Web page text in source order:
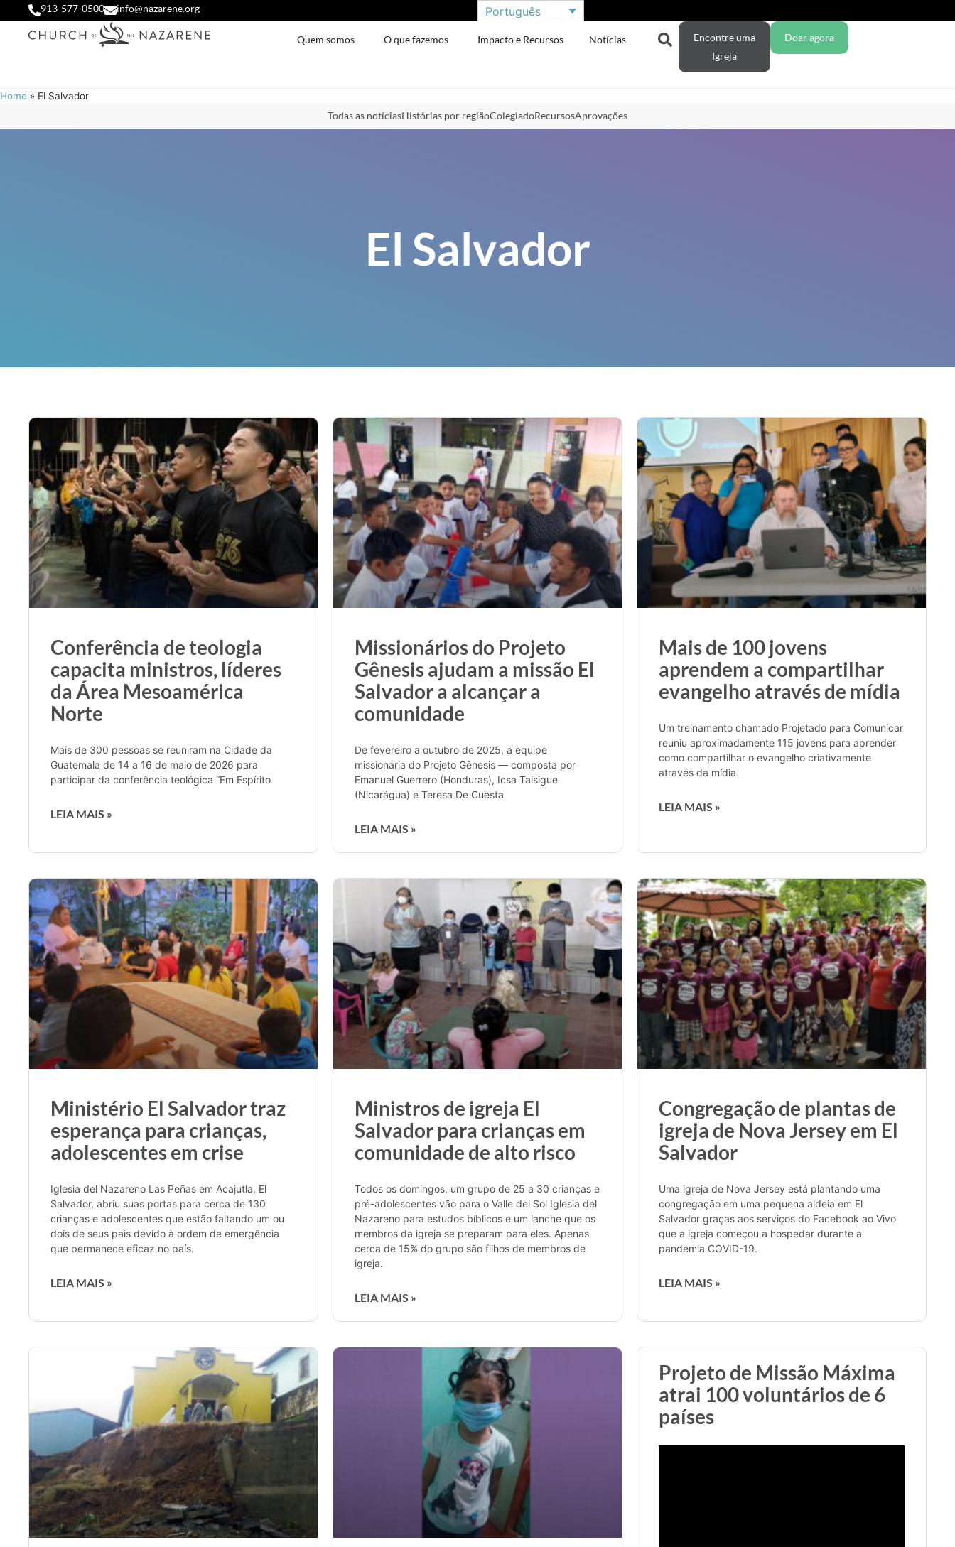
913-577-0500 info@nazarene.org Português
Quem somos O que fazemos Impacto e Recursos Notícias
Encontre uma
Igreja
Doar agora
Home » El Salvador
Todas as notíciasHistórias por regiãoColegiadoRecursosAprovações
El Salvador
Conferência de teologia
capacita ministros, líderes
da Área Mesoamérica
Norte
Mais de 300 pessoas se reuniram na Cidade da
Guatemala de 14 a 16 de maio de 2026 para
participar da conferência teológica “Em Espírito
LEIA MAIS »
Missionários do Projeto
Gênesis ajudam a missão El
Salvador a alcançar a
comunidade
De fevereiro a outubro de 2025, a equipe
missionária do Projeto Gênesis — composta por
Emanuel Guerrero (Honduras), Icsa Taisigue
(Nicarágua) e Teresa De Cuesta
LEIA MAIS »
Mais de 100 jovens
aprendem a compartilhar
evangelho através de mídia
Um treinamento chamado Projetado para Comunicar
reuniu aproximadamente 115 jovens para aprender
como compartilhar o evangelho criativamente
através da mídia.
LEIA MAIS »
Ministério El Salvador traz
esperança para crianças,
adolescentes em crise
Iglesia del Nazareno Las Peñas em Acajutla, El
Salvador, abriu suas portas para cerca de 130
crianças e adolescentes que estão faltando um ou
dois de seus pais devido à ordem de emergência
que permanece eficaz no país.
LEIA MAIS »
Ministros de igreja El
Salvador para crianças em
comunidade de alto risco
Todos os domingos, um grupo de 25 a 30 crianças e
pré-adolescentes vão para o Valle del Sol Iglesia del
Nazareno para estudos bíblicos e um lanche que os
membros da igreja se preparam para eles. Apenas
cerca de 15% do grupo são filhos de membros de
igreja.
LEIA MAIS »
Congregação de plantas de
igreja de Nova Jersey em El
Salvador
Uma igreja de Nova Jersey está plantando uma
congregação em uma pequena aldeia em El
Salvador graças aos serviços do Facebook ao Vivo
que a igreja começou a hospedar durante a
pandemia COVID-19.
LEIA MAIS »
Projeto de Missão Máxima
atrai 100 voluntários de 6
países